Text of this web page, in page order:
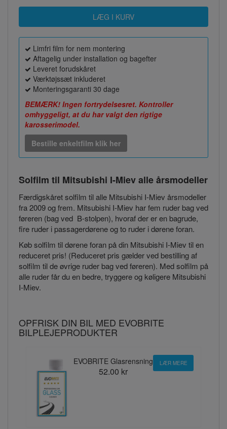
Limfri film for nem montering
Aftagelig under installation og bagefter
Leveret forudskåret
Værktøjssæt inkluderet
Monteringsgaranti 30 dage
BEMÆRK! Ingen fortrydelsesret. Kontroller
omhyggeligt, at du har valgt den rigtige
karosserimodel.
Bestille enkeltfilm klik her
Solfilm til Mitsubishi I-Mievalle årsmodeller
Færdigskåret solfilm til alle Mitsubishi I-Miev årsmodeller
fra 2009 og frem. Mitsubishi I-Miev har fem ruder bag ved
føreren (bag ved B-stolpen), hvoraf der er en bagrude,
fire ruder i passagerdørene og to ruder i dørene foran.
Køb solfilm til dørene foran på din Mitsubishi I-Miev til en
reduceret pris! (Reduceret pris gælder ved bestilling af
solfilm til de øvrige ruder bag ved føreren). Med solfilm på
alle ruder får du en bedre, tryggere og køligere Mitsubishi
I-Miev.
OPFRISK DIN BIL MED EVOBRITE
BILPLEJEPRODUKTER
EVOBRITE Glasrensning
52.00 kr
LÆR MERE